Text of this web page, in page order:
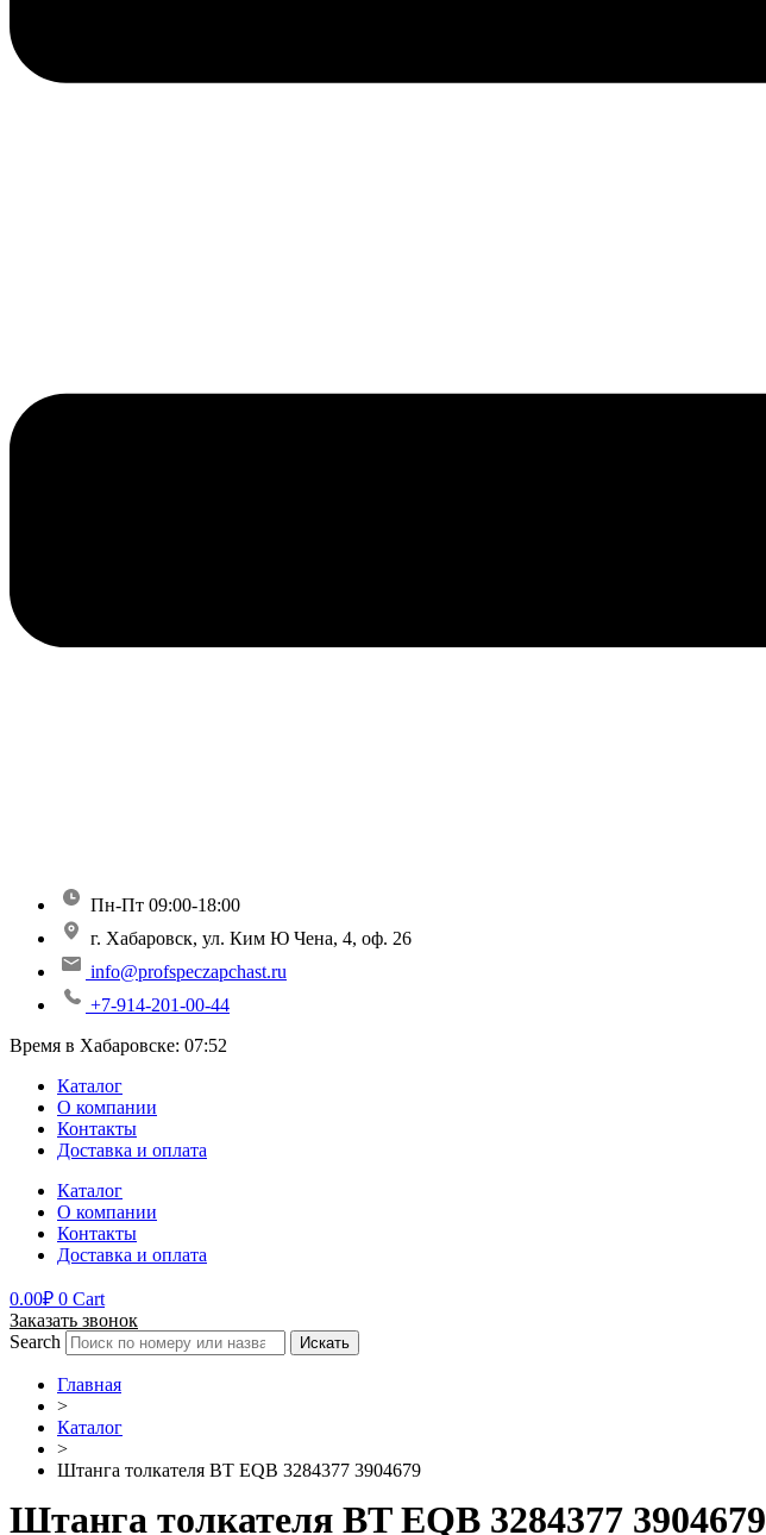
Пн-Пт 09:00-18:00
г. Хабаровск, ул. Ким Ю Чена, 4, оф. 26
info@profspeczapchast.ru
+7-914-201-00-44
Время в Хабаровске: 07:52
Каталог
О компании
Контакты
Доставка и оплата
Каталог
О компании
Контакты
Доставка и оплата
0.00₽ 0 Cart
Заказать звонок
Search
Искать
Главная
>
Каталог
>
Штанга толкателя BT EQB 3284377 3904679
Штанга толкателя BT EQB 3284377 3904679